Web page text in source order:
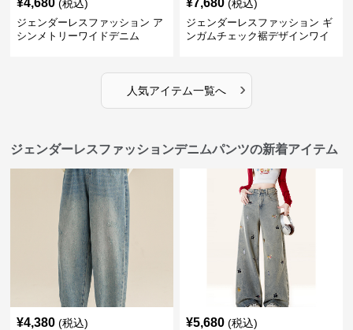
¥4,680 (税込)
ジェンダーレスファッション ア
シンメトリーワイドデニム
¥7,680 (税込)
ジェンダーレスファッション ギ
ンガムチェック裾デザインワイ
人気アイテム一覧へ ›
ジェンダーレスファッションデニムパンツの新着アイテム
¥4,380 (税込) ¥5,680 (税込)